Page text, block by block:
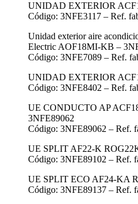
UNIDAD EXTERIOR
Código: 3NFE3117 – Ref.
Unidad exterior aire
Electric AOF18MI-KB –
Código: 3NFE7089 – Ref.
UNIDAD EXTERIOR
Código: 3NFE8402 – Ref.
UE CONDUCTO AP
3NFE89062
Código: 3NFE89062 – Ref.
UE SPLIT AF22-K
Código: 3NFE89102 – Ref.
UE SPLIT ECO AF24-KA
Código: 3NFE89137 – Ref.